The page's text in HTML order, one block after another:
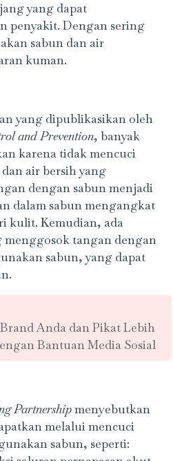
yang dapat
penyakit. Dengan sering
sabun dan air
kuman.
yang dipublikasikan oleh
and Prevention, banyak
karena tidak mencuci
air bersih yang
dengan sabun menjadi
dalam sabun mengangkat
kulit. Kemudian, ada
tangan dengan
sabun, yang dapat
Anda dan Pikat Lebih
Bantuan Media Sosial
Partnershipmenyebutkan
melalui mencuci
sabun, seperti: